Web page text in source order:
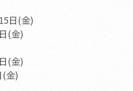
日(金)
(金)
(金)
(金)